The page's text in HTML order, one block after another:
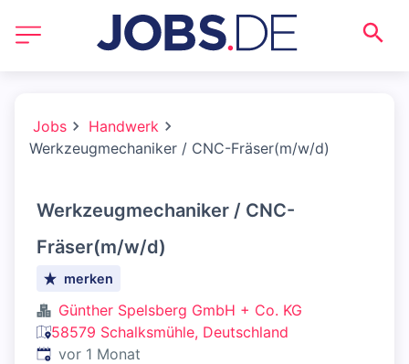
Jobs
Handwerk
Werkzeugmechaniker / CNC-Fräser(m/w/d)
Werkzeugmechaniker / CNC-
Fräser(m/w/d)
merken
Günther Spelsberg GmbH + Co. KG
58579 Schalksmühle, Deutschland
Veröffentlicht:
vor 1 Monat